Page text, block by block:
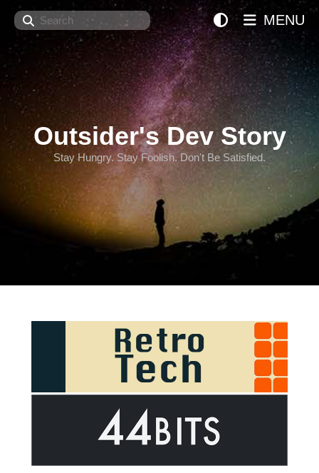
Search
Outsider's Dev Story
Stay Hungry. Stay Foolish. Don't Be Satisfied.
MENU